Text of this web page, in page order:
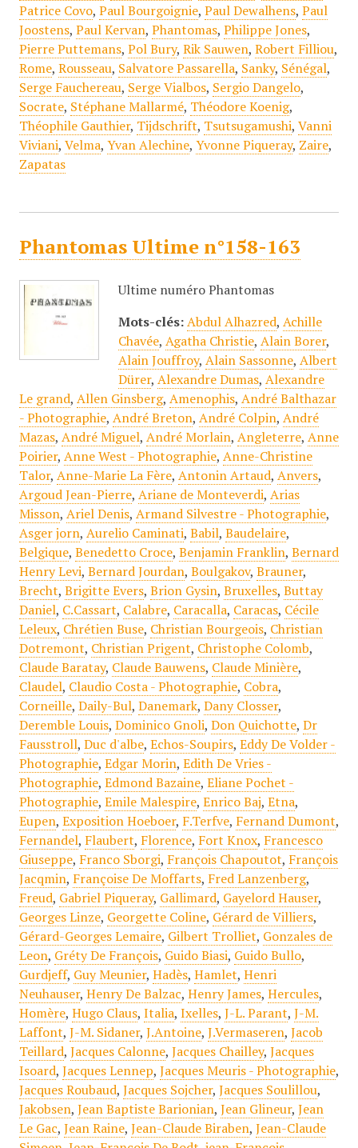
Patrice Covo, Paul Bourgoignie, Paul Dewalhens, Paul
Joostens, Paul Kervan, Phantomas, Philippe Jones,
Pierre Puttemans, Pol Bury, Rik Sauwen, Robert Filliou,
Rome, Rousseau, Salvatore Passarella, Sanky, Sénégal,
Serge Fauchereau, Serge Vialbos, Sergio Dangelo,
Socrate, Stéphane Mallarmé, Théodore Koenig,
Théophile Gauthier, Tijdschrift, Tsutsugamushi, Vanni
Viviani, Velma, Yvan Alechine, Yvonne Piqueray, Zaire,
Zapatas
Phantomas Ultime n°158-163
Ultime numéro Phantomas
Mots-clés: Abdul Alhazred, Achille
Chavée, Agatha Christie, Alain Borer,
Alain Jouffroy, Alain Sassonne, Albert
Dürer, Alexandre Dumas, Alexandre
Le grand, Allen Ginsberg, Amenophis, André Balthazar
- Photographie, André Breton, André Colpin, André
Mazas, André Miguel, André Morlain, Angleterre, Anne
Poirier, Anne West - Photographie, Anne-Christine
Talor, Anne-Marie La Fère, Antonin Artaud, Anvers,
Argoud Jean-Pierre, Ariane de Monteverdi, Arias
Misson, Ariel Denis, Armand Silvestre - Photographie,
Asger jorn, Aurelio Caminati, Babil, Baudelaire,
Belgique, Benedetto Croce, Benjamin Franklin, Bernard
Henry Levi, Bernard Jourdan, Boulgakov, Brauner,
Brecht, Brigitte Evers, Brion Gysin, Bruxelles, Buttay
Daniel, C.Cassart, Calabre, Caracalla, Caracas, Cécile
Leleux, Chrétien Buse, Christian Bourgeois, Christian
Dotremont, Christian Prigent, Christophe Colomb,
Claude Baratay, Claude Bauwens, Claude Minière,
Claudel, Claudio Costa - Photographie, Cobra,
Corneille, Daily-Bul, Danemark, Dany Closser,
Deremble Louis, Dominico Gnoli, Don Quichotte, Dr
Fausstroll, Duc d'albe, Echos-Soupirs, Eddy De Volder -
Photographie, Edgar Morin, Edith De Vries -
Photographie, Edmond Bazaine, Eliane Pochet -
Photographie, Emile Malespire, Enrico Baj, Etna,
Eupen, Exposition Hoeboer, F.Terfve, Fernand Dumont,
Fernandel, Flaubert, Florence, Fort Knox, Francesco
Giuseppe, Franco Sborgi, François Chapoutot, François
Jacqmin, Françoise De Moffarts, Fred Lanzenberg,
Freud, Gabriel Piqueray, Gallimard, Gayelord Hauser,
Georges Linze, Georgette Coline, Gérard de Villiers,
Gérard-Georges Lemaire, Gilbert Trolliet, Gonzales de
Leon, Gréty De François, Guido Biasi, Guido Bullo,
Gurdjeff, Guy Meunier, Hadès, Hamlet, Henri
Neuhauser, Henry De Balzac, Henry James, Hercules,
Homère, Hugo Claus, Italia, Ixelles, J-L. Parant, J-M.
Laffont, J-M. Sidaner, J.Antoine, J.Vermaseren, Jacob
Teillard, Jacques Calonne, Jacques Chailley, Jacques
Isoard, Jacques Lennep, Jacques Meuris - Photographie,
Jacques Roubaud, Jacques Sojcher, Jacques Soulillou,
Jakobsen, Jean Baptiste Barionian, Jean Glineur, Jean
Le Gac, Jean Raine, Jean-Claude Biraben, Jean-Claude